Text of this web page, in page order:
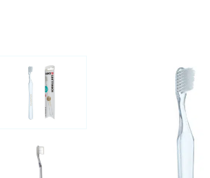
Brosses à dents
Gamme écologique